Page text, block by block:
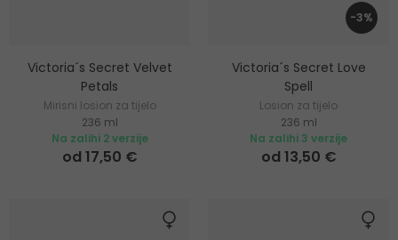
Victoria´s Secret Velvet
Petals
Mirisni losion za tijelo
236 ml
Na zalihi 2 verzije
od 17,50 €
-3%
Victoria´s Secret Love
Spell
Losion za tijelo
236 ml
Na zalihi 3 verzije
od 13,50 €